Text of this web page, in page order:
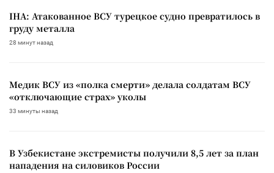
IHA: Атакованное ВСУ турецкое судно превратилось в
груду металла
28 минут назад
Медик ВСУ из «полка смерти» делала солдатам ВСУ
«отключающие страх» уколы
33 минуты назад
В Узбекистане экстремисты получили 8,5 лет за план
нападения на силовиков России